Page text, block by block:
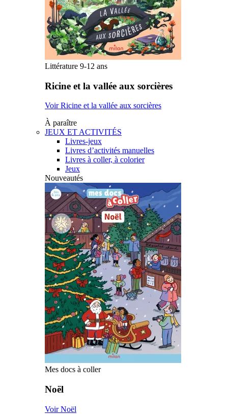
Littérature 9-12 ans
Ricine et la vallée aux sorcières
Voir Ricine et la vallée aux sorcières
À paraître
JEUX ET ACTIVITÉS
Livres-jeux
Livres d’activités manuelles
Livres à coller, à colorier
Jeux
Nouveautés
Mes docs à coller
Noël
Voir Noël